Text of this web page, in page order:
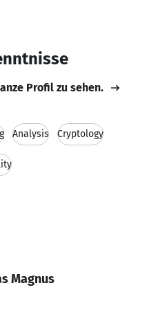
Profil zu sehen.
Analysis Cryptology
Magnus